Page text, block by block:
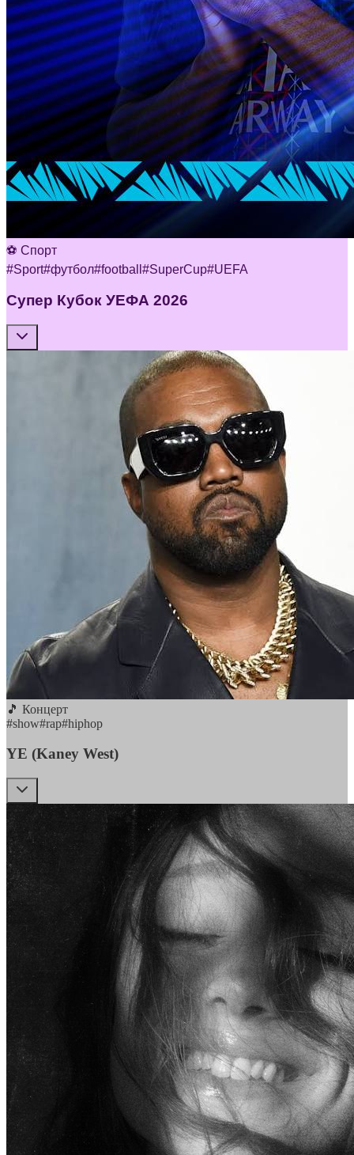
⚽ Спорт
#Sport#футбол#football #SuperCup#UEFA
Супер Кубок УЕФА 2026
🎵 Концерт
#show#rap#hiphop
YE (Kaney West)